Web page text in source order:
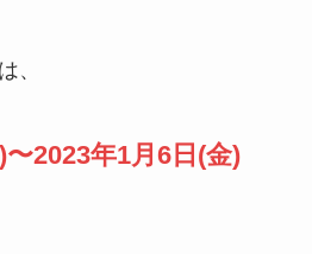
、
2023年1月6日(金)